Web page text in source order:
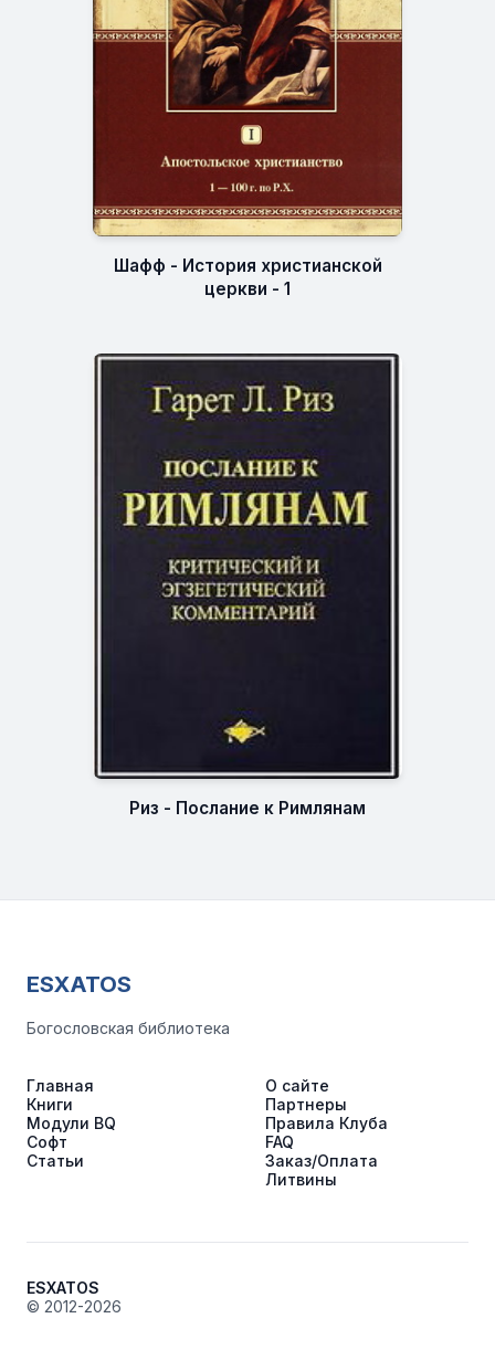
Шафф - История христианской
церкви - 1
Риз - Послание к Римлянам
ESXATOS
Богословская библиотека
Главная
Книги
Модули BQ
Софт
Статьи
О сайте
Партнеры
Правила Клуба
FAQ
Заказ/Оплата
Литвины
ESXATOS
© 2012-2026